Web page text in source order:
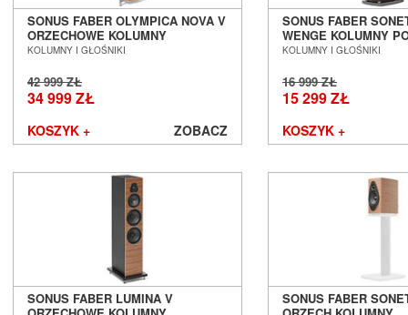
PMC
Polk Audio
PrimaLuna
Primare
Profigold
PS Audio
Purist Audio Design
Raidho Acoustics
SONUS FABER OLYMPICA NOVA V
ORZECHOWE KOLUMNY
PODŁOGOWE SALON POZNAŃ
KOLUMNY I GŁOŚNIKI
42 999 ZŁ
34 999 ZŁ
KOSZYK + ZOBACZ
SONUS FABER
WENGE KOLUMNY
SALON POZNAŃ
KOLUMNY I GŁOŚNIKI
16 999 ZŁ
15 299 ZŁ
KOSZYK +
SONUS FABER LUMINA V
SONUS FABER